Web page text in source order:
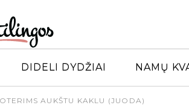
DIDELI DYDŽIAI NAMŲ
AUKŠTU KAKLU (JUODA)